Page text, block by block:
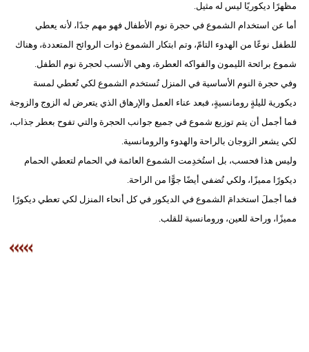
مظهرًا ديكوريًا ليس له مثيل.
أما عن استخدام الشموع في حجرة نوم الأطفال فهو مهم جدًا، لأنه يعطي
للطفل نوعًا من الهدوء التامّ، وتم ابتكار الشموع ذوات الروائح المتعددة، وهناك
شموع برائحة الليمون والفواكه العطرة، وهي الأنسب لحجرة نوم الطفل.
وفي حجرة النوم الأساسية في المنزل تُستخدم الشموع لكي تُعطي لمسة
ديكورية لليلةٍ رومانسيةٍ، فبعد عناء العمل والإرهاق الذي يتعرض له الزوج والزوجة
فما أجمل أن يتم توزيع شموع في جميع جوانب الحجرة والتي تفوح بعطر جذاب،
لكي يشعر الزوجان بالراحة والهدوء والرومانسية.
وليس هذا فحسب، بل استُخدِمت الشموع العائمة في الحمام لتعطي الحمام
ديكورًا مميزًا، ولكي تُضفي أيضًا جوًّا من الراحة.
فما أجملَ استخدامَ الشموع في الديكور في كل أنحاء المنزل لكي تعطي ديكورًا
مميزًا، وراحة للعين، ورومانسية للقلب.